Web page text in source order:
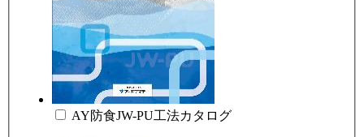
AY防食JW-PU工法カタログ